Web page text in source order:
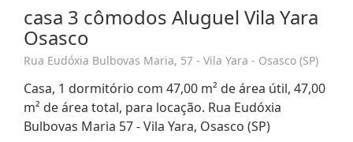
casa 3 cômodos Aluguel Vila Yara
Osasco
Rua Eudóxia Bulbovas Maria, 57 - Vila Yara - Osasco (SP)
Casa, 1 dormitório com 47,00 m² de área útil, 47,00
m² de área total, para locação. Rua Eudóxia
Bulbovas Maria 57 - Vila Yara, Osasco (SP)